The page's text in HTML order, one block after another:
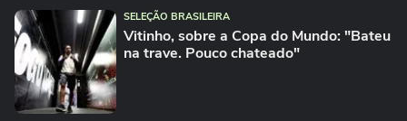
SELEÇÃO BRASILEIRA
Vitinho, sobre a Copa do Mundo: "Bateu
na trave. Pouco chateado"